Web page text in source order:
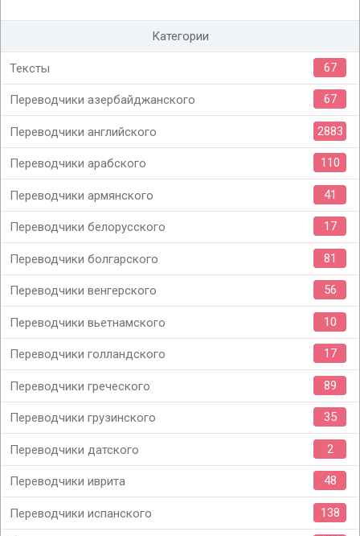
Категории
Тексты 67
Переводчики азербайджанского 67
Переводчики английского 2883
Переводчики арабского 110
Переводчики армянского 41
Переводчики белорусского 17
Переводчики болгарского 81
Переводчики венгерского 56
Переводчики вьетнамского 10
Переводчики голландского 17
Переводчики греческого 89
Переводчики грузинского 35
Переводчики датского 2
Переводчики иврита 48
Переводчики испанского 138